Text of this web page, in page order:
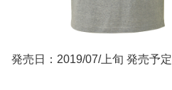
発売日：2019/07/上旬 発売予定